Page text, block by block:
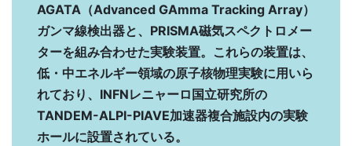
AGATA（Advanced GAmma Tracking Array）
ガンマ線検出器と、PRISMA磁気スペクトロメー
ターを組み合わせた実験装置。これらの装置は、
低・中エネルギー領域の原子核物理実験に用いら
れており、INFNレニャーロ国立研究所の
TANDEM-ALPI-PIAVE加速器複合施設内の実験
ホールに設置されている。